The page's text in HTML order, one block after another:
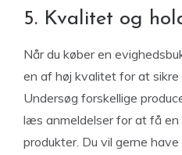
5. Kvalitet og
Når du køber en
en af høj kvalitet for at sikre
Undersøg forskellige
læs anmeldelser for at få
produkter. Du vil gerne